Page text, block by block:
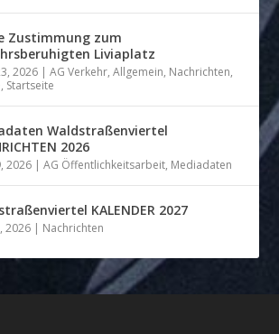
Zustimmung zum
Liviaplatz
2026 |AG Verkehr,Allgemein, Nachrichten,
, Startseite
Waldstraßenviertel
2026
2026 |AG Öffentlichkeitsarbeit, Mediadaten
KALENDER 2027
2026 | Nachrichten